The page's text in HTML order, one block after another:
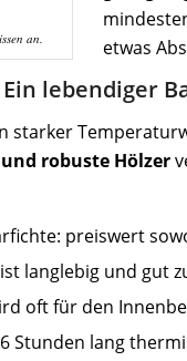
an.
etwas
Ein lebendiger
starker
robuste Hölzer
preiswert
langlebig und gut
oft für den
Stunden lang